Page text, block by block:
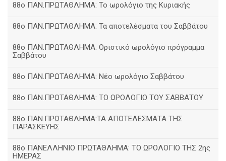
88ο ΠΑΝ.ΠΡΩΤΑΘΛΗΜΑ: Το ωρολόγιο της Κυριακής
88ο ΠΑΝ.ΠΡΩΤΑΘΛΗΜΑ: Τα αποτελέσματα του Σαββάτου
88ο ΠΑΝ.ΠΡΩΤΑΘΛΗΜΑ: Οριστικό ωρολόγιο πρόγραμμα
Σαββάτου
88ο ΠΑΝ.ΠΡΩΤΑΘΛΗΜΑ: Νέο ωρολόγιο Σαββάτου
88ο ΠΑΝ.ΠΡΩΤΑΘΛΗΜΑ: ΤΟ ΩΡΟΛΟΓΙΟ ΤΟΥ ΣΑΒΒΑΤΟΥ
88ο ΠΑΝ.ΠΡΩΤΑΘΛΗΜΑ:ΤΑ ΑΠΟΤΕΛΕΣΜΑΤΑ ΤΗΣ
ΠΑΡΑΣΚΕΥΗΣ
88ο ΠΑΝΕΛΛΗΝΙΟ ΠΡΩΤΑΘΛΗΜΑ: ΤΟ ΩΡΟΛΟΓΙΟ ΤΗΣ 2ης
ΗΜΕΡΑΣ